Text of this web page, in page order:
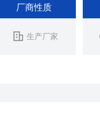
厂商性质
生产厂家